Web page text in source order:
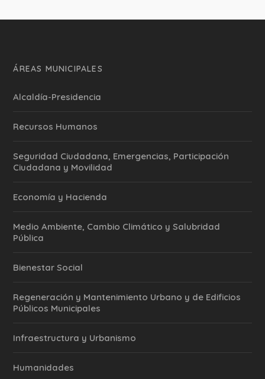
ÁREAS MUNICIPALES
Alcaldía-Presidencia
Recursos Humanos
Seguridad Ciudadana, Emergencias, Participación
Ciudadana y Movilidad
Economía y Hacienda
Medio Ambiente, Cambio Climático y Salubridad
Pública
Bienestar Social
Regeneración y Mantenimiento Urbano y de Edificios
Públicos Municipales
Infraestructura y Urbanismo
Humanidades